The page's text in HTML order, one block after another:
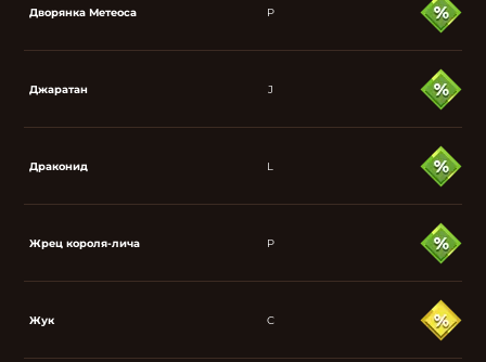
Дворянка Метеоса P
Джаратан J
Драконид L
Жрец короля-лича P
Жук C